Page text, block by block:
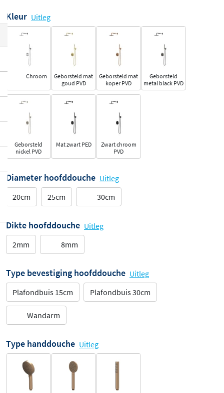
Kleur Uitleg
Chroom
Geborsteld mat
goud PVD
Geborsteld mat
koper PVD
Geborsteld
metal black PVD
Geborsteld
nickel PVD
Mat zwart PED
Zwart chroom
PVD
Diameter hoofddouche Uitleg
20cm
25cm 30cm
Dikte hoofddouche Uitleg
2mm
8mm
Type bevestiging hoofddouche Uitleg
Plafondbuis 15cm
Plafondbuis 30cm
Wandarm
Type handdouche Uitleg